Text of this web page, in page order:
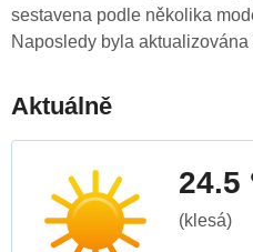
sestavena podle několika
Naposledy byla aktualizována
Aktuálně
24.5
(klesá)